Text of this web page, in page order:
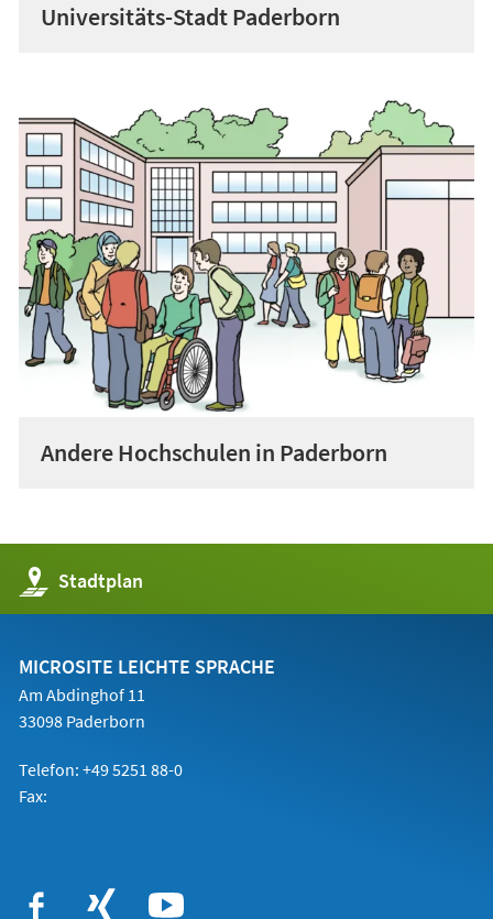
Universitäts-Stadt Paderborn
Andere Hochschulen in Paderborn
Stadtplan
(Öffnet
in
einem
Tab)
MICROSITE LEICHTE SPRACHE
Am Abdinghof 11
33098 Paderborn
Telefon: +49 5251 88-0
Fax: